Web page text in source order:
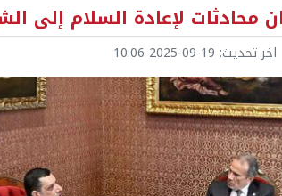
محادثات لإعادة السلام إلى
اخر تحديث: 2025-09-19 10:06